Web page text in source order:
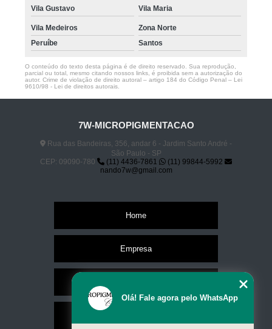
Vila Gustavo Vila Maria
Vila Medeiros
Zona Norte
Peruíbe
Santos
O conteúdo do texto desta página é de direito reservado. Sua reprodução,
parcial ou total, mesmo citando nossos links, é proibida sem a autorização do
autor. Crime de violação de direito autoral – artigo 184 do Código Penal – Lei
9610/98 - Lei de direitos autorais
7W-MICROPIGMENTACAO
Rua das Bandeiras, 356, andar 6 - Jardim Santo André -
São Paulo - SP
CEP: 09090-780
(11) 4436-7861
(11) 99844-5992
nando7w@gmail.com
Home
Empresa
Olá! Fale agora pelo WhatsApp